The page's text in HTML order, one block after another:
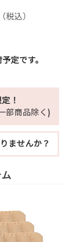
（税込）
定です。
！
部商品除く)
ませんか？